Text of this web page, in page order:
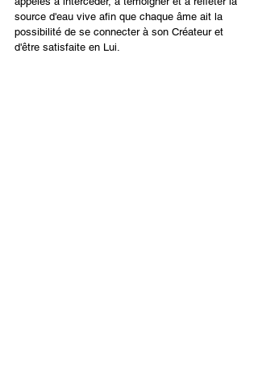
source d'eau vive afin que chaque âme ait la
possibilité de se connecter à son Créateur et
d'être satisfaite en Lui.